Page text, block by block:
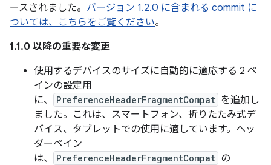
ースされました。 バージョン 1.2.0 に含まれる commit に
ついては、こちらをご覧ください。
1.1.0 以降の重要な変更
使用するデバイスのサイズに自動的に適応する 2 ペ
インの設定用
に、
PreferenceHeaderFragmentCompat を追加し
ました。これは、スマートフォン、折りたたみ式デ
バイス、タブレットでの使用に適しています。ヘッ
ダーペイン
は、
PreferenceHeaderFragmentCompat の